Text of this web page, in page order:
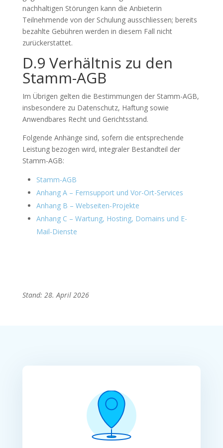
nachhaltigen Störungen kann die Anbieterin
Teilnehmende von der Schulung ausschliessen; bereits
bezahlte Gebühren werden in diesem Fall nicht
zurückerstattet.
D.9 Verhältnis zu den
Stamm-AGB
Im Übrigen gelten die Bestimmungen der Stamm-AGB,
insbesondere zu Datenschutz, Haftung sowie
Anwendbares Recht und Gerichtsstand.
Folgende Anhänge sind, sofern die entsprechende
Leistung bezogen wird, integraler Bestandteil der
Stamm-AGB:
Stamm-AGB
Anhang A – Fernsupport und Vor-Ort-Services
Anhang B – Webseiten-Projekte
Anhang C – Wartung, Hosting, Domains und E-
Mail-Dienste
Stand: 28. April 2026